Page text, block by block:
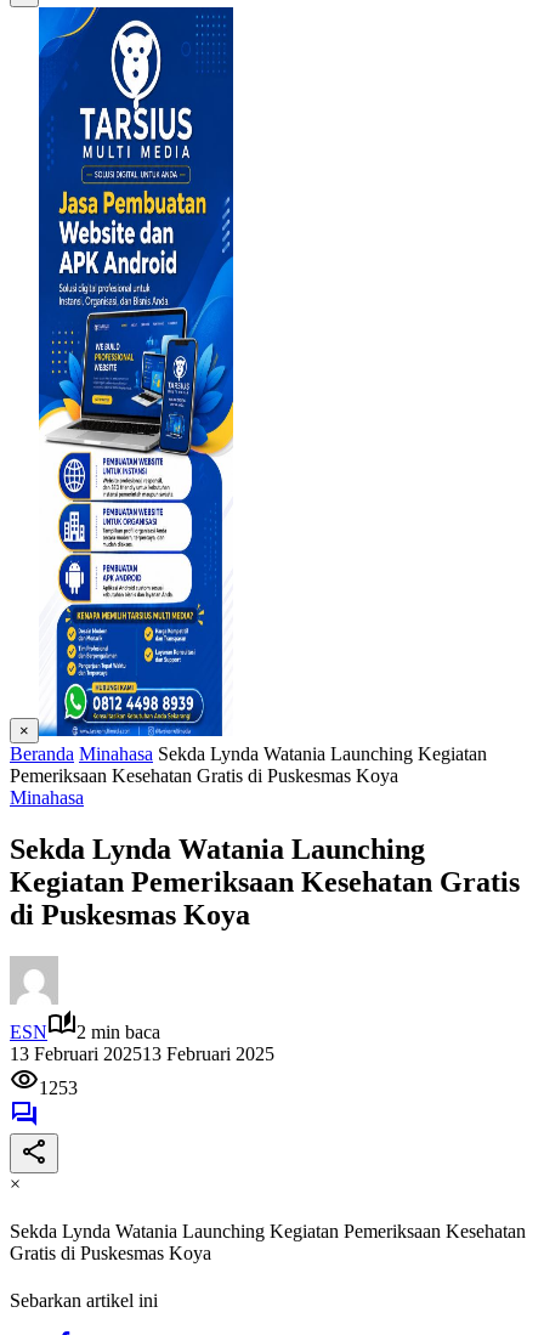
×
Beranda Minahasa Sekda Lynda Watania Launching Kegiatan
Pemeriksaan Kesehatan Gratis di Puskesmas Koya
Minahasa
Sekda Lynda Watania Launching
Kegiatan Pemeriksaan Kesehatan Gratis
di Puskesmas Koya
ESN
2 min baca
13 Februari 202513 Februari 2025
1253
×
Sekda Lynda Watania Launching Kegiatan Pemeriksaan Kesehatan
Gratis di Puskesmas Koya
Sebarkan artikel ini